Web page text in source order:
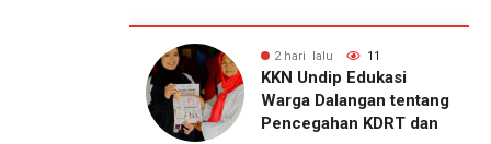
Dalangan tentang
2 hari lalu
KKN Undip Bekali
Pengelola BUMDes
Dalangan dengan Pola
2 hari lalu
Pemilik
Royal
Phone